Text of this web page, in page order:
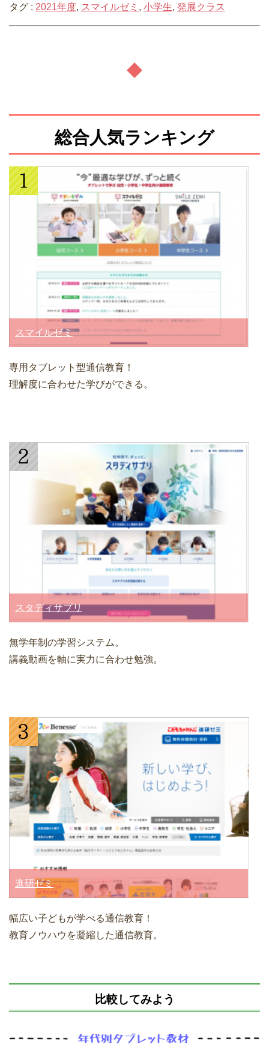
タグ : 2021年度, スマイルゼミ , 小学生, 発展クラス
総合人気ランキング
スマイルゼミ
専用タブレット型通信教育！
理解度に合わせた学びができる。
スタディサプリ
無学年制の学習システム。
講義動画を軸に実力に合わせ勉強。
進研ゼミ
幅広い子どもが学べる通信教育！
教育ノウハウを凝縮した通信教育。
比較してみよう